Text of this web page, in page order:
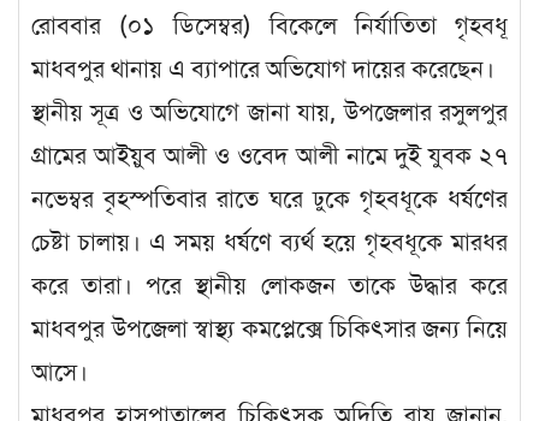
রোববার (০১ ডিসেম্বর) বিকেলে নির্যাতিতা গৃহবধূ
মাধবপুর থানায় এ ব্যাপারে অভিযোগ দায়ের করেছেন।
স্থানীয় সূত্র ও অভিযোগে জানা যায়, উপজেলার রসুলপুর
গ্রামের আইয়ুব আলী ও ওবেদ আলী নামে দুই যুবক ২৭
নভেম্বর বৃহস্পতিবার রাতে ঘরে ঢুকে গৃহবধূকে ধর্ষণের
চেষ্টা চালায়। এ সময় ধর্ষণে ব্যর্থ হয়ে গৃহবধূকে মারধর
করে তারা। পরে স্থানীয় লোকজন তাকে উদ্ধার করে
মাধবপুর উপজেলা স্বাস্থ্য কমপ্লেক্সে চিকিৎসার জন্য নিয়ে
আসে।